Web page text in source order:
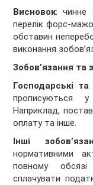
Висновок: чинне
перелік форс-
обставин
виконання
Зобов’язання та
Господарські та
прописуються
Наприклад,
оплату та інше.
Інші
нормативними
повному
сплачувати